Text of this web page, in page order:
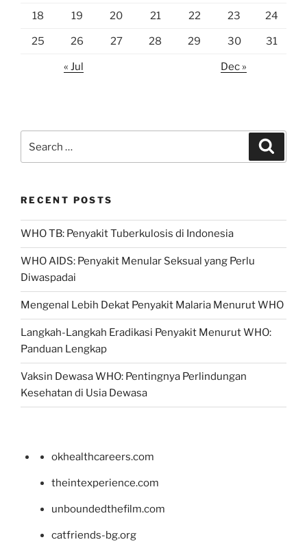
18 19 20 21 22 23 24
25 26 27 28 29 30 31
« Jul Dec »
for:
RECENT POSTS
WHO TB: Penyakit Tuberkulosis di Indonesia
WHO AIDS: Penyakit Menular Seksual yang Perlu
Diwaspadai
Mengenal Lebih Dekat Penyakit Malaria Menurut WHO
Langkah-Langkah Eradikasi Penyakit Menurut WHO:
Panduan Lengkap
Vaksin Dewasa WHO: Pentingnya Perlindungan
Kesehatan di Usia Dewasa
okhealthcareers.com
theintexperience.com
unboundedthefilm.com
catfriends-bg.org